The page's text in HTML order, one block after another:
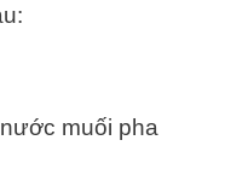
muối pha